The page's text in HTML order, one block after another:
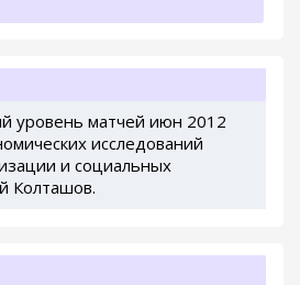
уровень матчей июн 2012
исследований
и социальных
Колташов.